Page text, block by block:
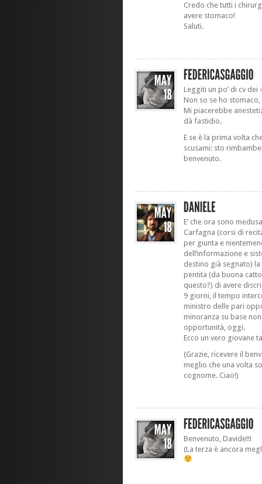
Credo che tutti i
avere stomaco!
Saluti.
Leggiti un po’ di cv dei
Non so se ho
Mi piacerebbe
dà fastidio.
E se è la prima volta
scusami: sto
benvenuto.
E’ che ora sono
Carfagna (corsi di
per giunta e
dell’informazione e
destino già segnato)
pentita (da buona
questo?) di avere
9 giorni, il tempo
ministro delle pari
minoranza su base
opportunità, oggi.
Ecco un vero giovane
(Grazie, ricevere il
meglio che una volta
cognome. Ciao!)
Benvenuto, Davide!!!
(La terza è ancora